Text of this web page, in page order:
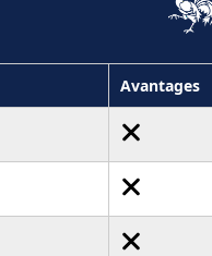
Avantages